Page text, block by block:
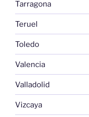
Tarragona
Teruel
Toledo
Valencia
Valladolid
Vizcaya